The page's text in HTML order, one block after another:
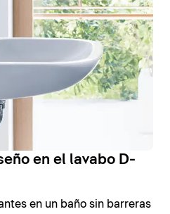
en el lavabo D-
en un baño sin barreras